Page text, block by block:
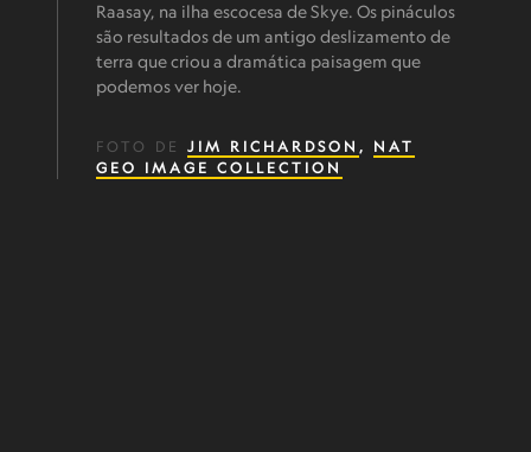
Raasay, na ilha escocesa de Skye. Os pináculos
são resultados de um antigo deslizamento de
terra que criou a dramática paisagem que
podemos ver hoje.
FOTO DE JIM RICHARDSON , NAT
GEO IMAGE COLLECTION